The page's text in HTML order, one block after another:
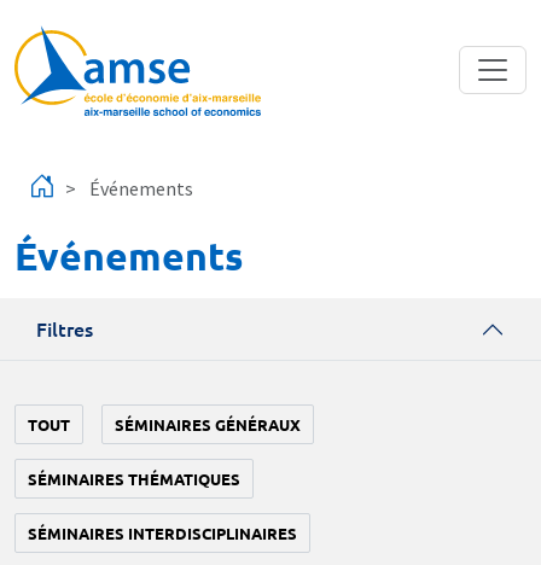
Événements
Événements
Filtres
TOUT SÉMINAIRES GÉNÉRAUX
SÉMINAIRES THÉMATIQUES
SÉMINAIRES INTERDISCIPLINAIRES